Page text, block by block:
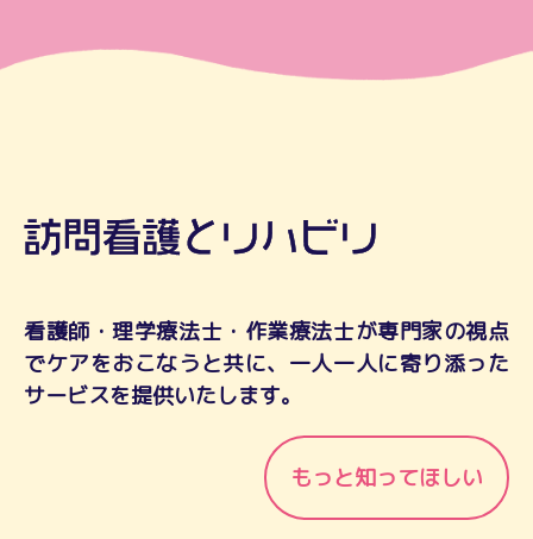
看護師・理学療法士・作業療法士が専門家の視点
でケアをおこなうと共に、一人一人に寄り添った
サービスを提供いたします。
もっと知ってほしい